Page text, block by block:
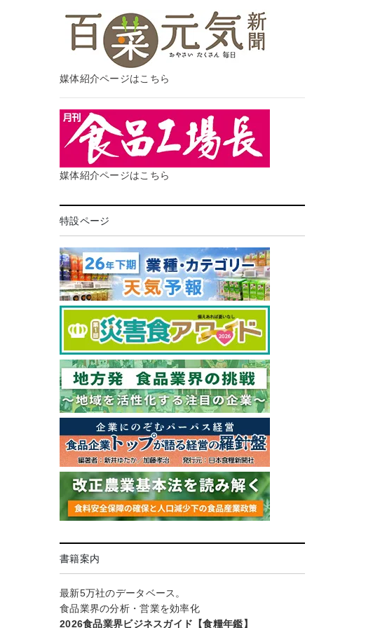
媒体紹介ページはこちら
媒体紹介ページはこちら
特設ページ
書籍案内
最新5万社のデータベース。
食品業界の分析・営業を効率化
2026食品業界ビジネスガイド【食糧年鑑】